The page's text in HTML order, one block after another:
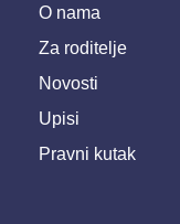
O nama
Za roditelje
Novosti
Upisi
Pravni kutak